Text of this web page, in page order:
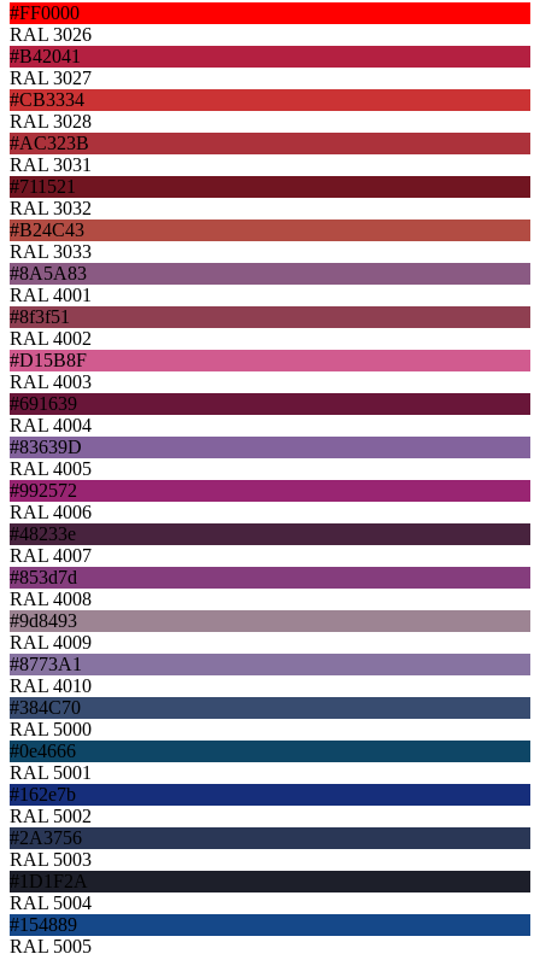
#FF0000
RAL 3026
#B42041
RAL 3027
#CB3334
RAL 3028
#AC323B
RAL 3031
#711521
RAL 3032
#B24C43
RAL 3033
#8A5A83
RAL 4001
#8f3f51
RAL 4002
#D15B8F
RAL 4003
#691639
RAL 4004
#83639D
RAL 4005
#992572
RAL 4006
#48233e
RAL 4007
#853d7d
RAL 4008
#9d8493
RAL 4009
#8773A1
RAL 4010
#384C70
RAL 5000
#0e4666
RAL 5001
#162e7b
RAL 5002
#2A3756
RAL 5003
#1D1F2A
RAL 5004
#154889
RAL 5005